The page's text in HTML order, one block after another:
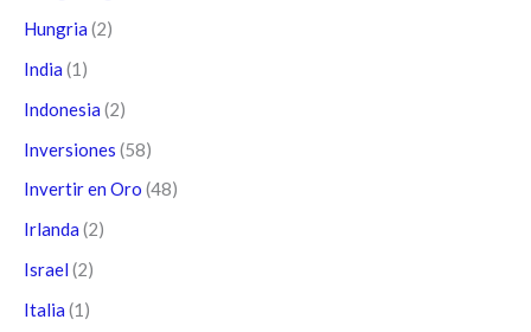
Hungria (2)
India (1)
Indonesia (2)
Inversiones (58)
Invertir en Oro (48)
Irlanda (2)
Israel (2)
Italia (1)